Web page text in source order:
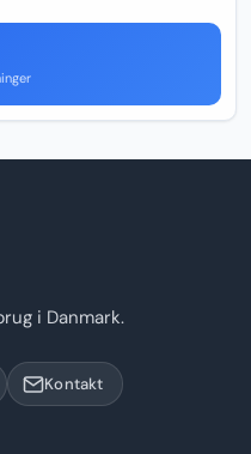
i Danmark.
Kontakt